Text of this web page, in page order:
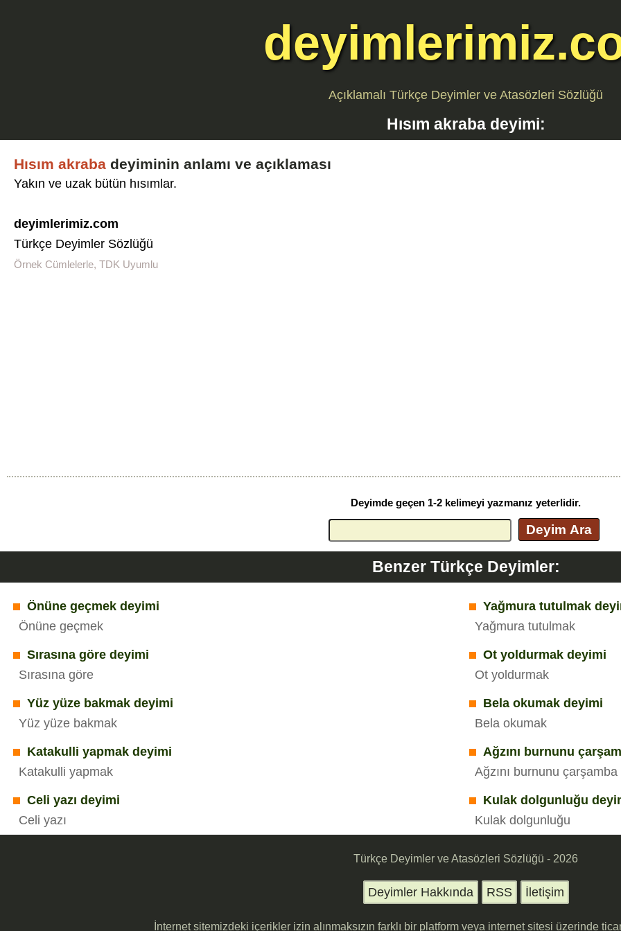
Açıklamalı Türkçe Deyimler ve Atasözleri Sözlüğü
Hısım akrabadeyimi:
Hısım akraba deyiminin anlamı ve açıklaması
Yakın ve uzak bütün hısımlar.
deyimlerimiz.com
Türkçe Deyimler Sözlüğü
Örnek Cümlelerle, TDK Uyumlu
Deyimde geçen 1-2 kelimeyi yazmanız yeterlidir.
Deyim Ara
Benzer Türkçe Deyimler:
Önüne geçmek deyimi
Önüne geçmek
Yağmura tutulmak
Yağmura tutulmak
Sırasına göre deyimi
Sırasına göre
Ot yoldurmak deyimi
Ot yoldurmak
Yüz yüze bakmak deyimi
Yüz yüze bakmak
Bela okumak deyimi
Bela okumak
Katakulli yapmak deyimi
Katakulli yapmak
Ağzını burnunu
Ağzını burnunu
Celi yazı deyimi
Celi yazı
Kulak dolgunluğu
Kulak dolgunluğu
Türkçe Deyimler ve Atasözleri Sözlüğü - 2026
Deyimler Hakkında RSS İletişim
İnternet sitemizdeki içerikler izin alınmaksızın farklı bir platform veya internet sitesi üzerinde